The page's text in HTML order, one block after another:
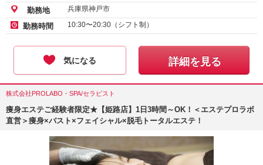
勤務地 兵庫県神戸市
勤務時間 10:30〜20:30（シフト制）
気になる 詳細を見る
株式会社PROLABO・SPA/セラピスト
痩身エステご経験者限定★【姫路店】1日3時間～OK！＜エステプロラボ
直営＞痩身×バスト×フェイシャル×脱毛トータルエステ！